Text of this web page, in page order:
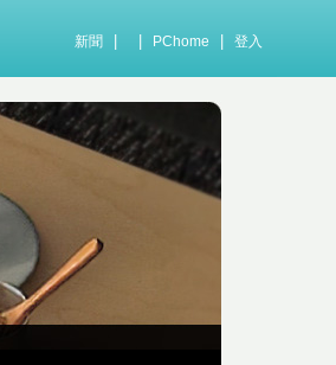
新聞 PChome 登入